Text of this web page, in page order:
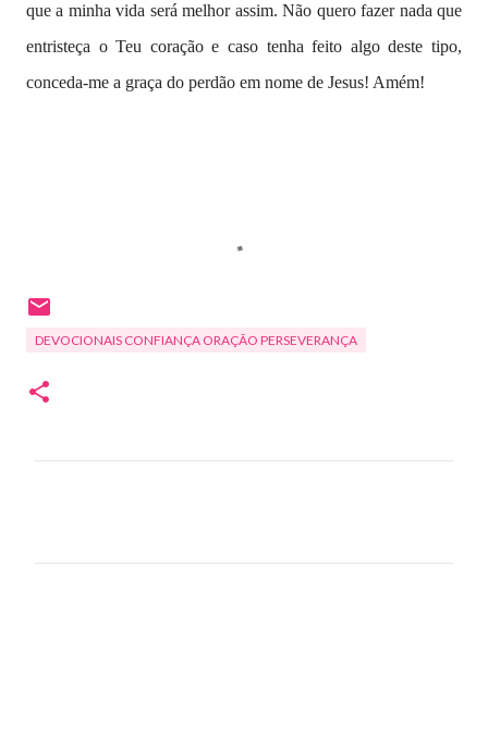
que a minha vida será melhor assim. Não quero fazer nada que
entristeça o Teu coração e caso tenha feito algo deste tipo,
conceda-me a graça do perdão em nome de Jesus! Amém!
DEVOCIONAIS CONFIANÇA ORAÇÃO PERSEVERANÇA